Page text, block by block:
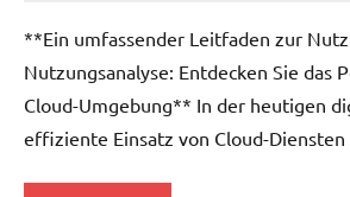
**Ein umfassender Leitfaden zur
Nutzungsanalyse: Entdecken Sie das
Cloud-Umgebung** In der heutigen
effiziente Einsatz von Cloud-